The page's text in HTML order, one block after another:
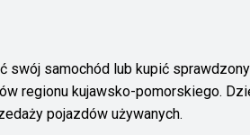
samochód lub kupić
regionu kujawsko-pomorskiego.
pojazdów używanych.